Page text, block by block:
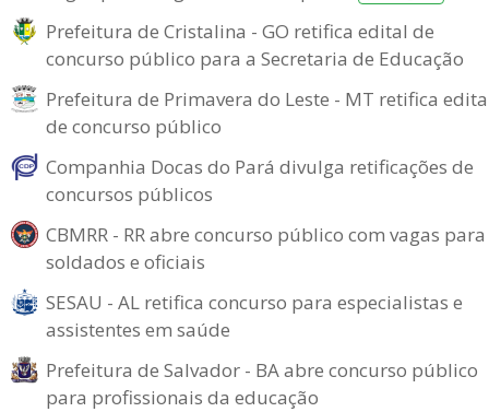
Prefeitura de Cristalina - GO retifica edital de
concurso público para a Secretaria de Educação
Prefeitura de Primavera do Leste - MT retifica
de concurso público
Companhia Docas do Pará divulga retificações de
concursos públicos
CBMRR - RR abre concurso público com vagas para
soldados e oficiais
SESAU - AL retifica concurso para especialistas e
assistentes em saúde
Prefeitura de Salvador - BA abre concurso público
para profissionais da educação